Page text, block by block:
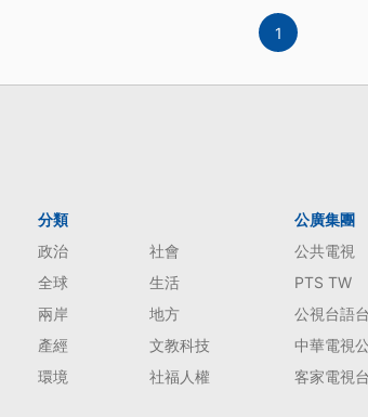
1
分類
政治
社會
全球
生活
兩岸
地方
產經
文教科技
環境
社福人權
公廣集團
公共電視
PTS TW
公視台語台
中華電視
客家電視台